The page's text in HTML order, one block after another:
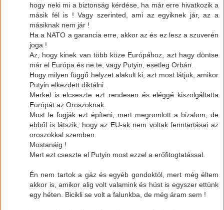
hogy neki mi a biztonság kérdése, ha már erre hivatkozik a
másik fél is ! Vagy szerinted, ami az egyiknek jár, az a
másiknak nem jár !
Ha a NATO a garancia erre, akkor az és ez lesz a szuverén
joga !
Az, hogy kinek van több köze Európához, azt hagy döntse
már el Európa és ne te, vagy Putyin, esetleg Orbán.
Hogy milyen függő helyzet alakult ki, azt most látjuk, amikor
Putyin elkezdett diktálni.
Merkel is elcseszte ezt rendesen és eléggé kiszolgáltatta
Európát az Oroszoknak.
Most le fogják ezt építeni, mert megromlott a bizalom, de
ebből is látszik, hogy az EU-ak nem voltak fenntartásai az
oroszokkal szemben.
Mostanáig !
Mert ezt cseszte el Putyin most ezzel a erőfitogtatással.
Én nem tartok a gáz és egyéb gondoktól, mert még éltem
akkor is, amikor alig volt valamink és húst is egyszer ettünk
egy héten. Bicikli se volt a falunkba, de még áram sem !